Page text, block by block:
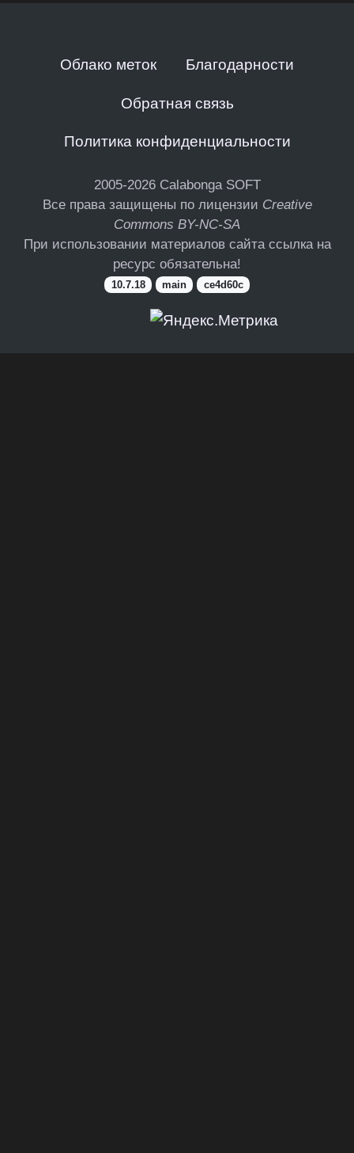
Облако меток Благодарности
Обратная связь
Политика конфиденциальности
2005-2026 Calabonga SOFT
Все права защищены по лицензии Creative
Commons BY-NC-SA
При использовании материалов сайта ссылка на
ресурс обязательна!
10.7.18 main ce4d60c